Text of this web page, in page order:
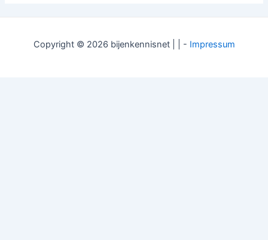
Copyright © 2026 bijenkennisnet | | - Impressum